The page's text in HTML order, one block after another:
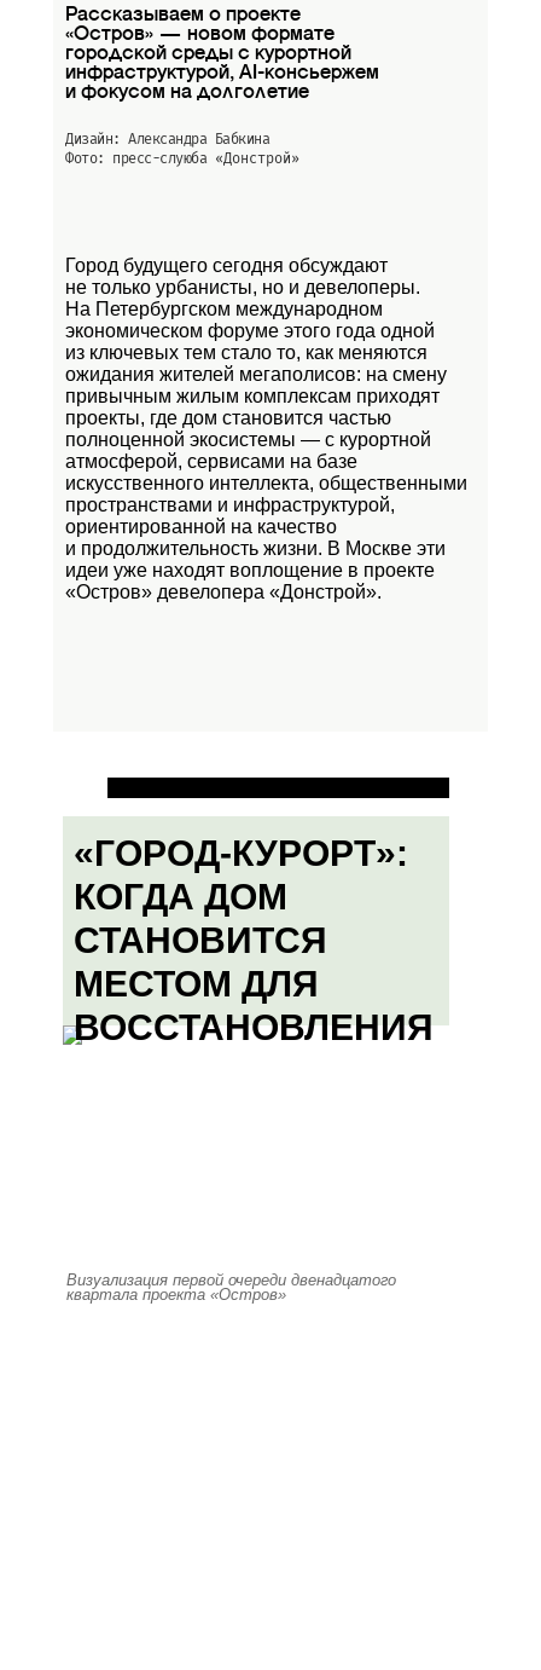
Рассказываем о проекте
«Остров» — новом формате
городской среды с курортной
инфраструктурой, AI-консьержем
и фокусом на долголетие
Дизайн: Александра Бабкина
Фото: пресс-слуюба «Донстрой»
Город будущего сегодня обсуждают
не только урбанисты, но и девелоперы.
На Петербургском международном
экономическом форуме этого года одной
из ключевых тем стало то, как меняются
ожидания жителей мегаполисов: на смену
привычным жилым комплексам приходят
проекты, где дом становится частью
полноценной экосистемы — с курортной
атмосферой, сервисами на базе
искусственного интеллекта, общественными
пространствами и инфраструктурой,
ориентированной на качество
и продолжительность жизни. В Москве эти
идеи уже находят воплощение в проекте
«Остров» девелопера «Донстрой».
«ГОРОД-КУРОРТ»:
КОГДА ДОМ
СТАНОВИТСЯ
МЕСТОМ ДЛЯ
ВОССТАНОВЛЕНИЯ
Визуализация первой очереди двенадцатого
квартала проекта «Остров»